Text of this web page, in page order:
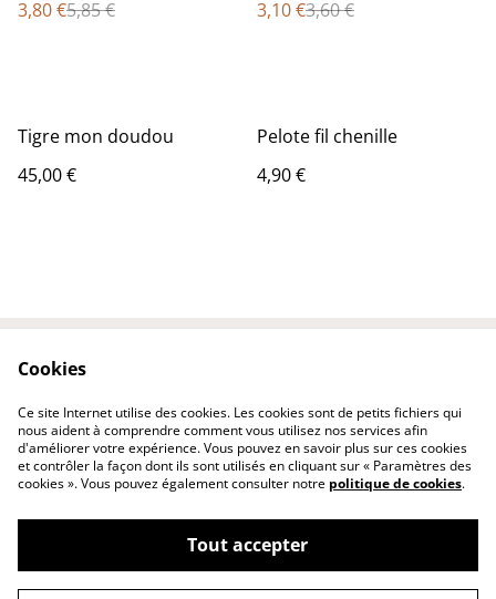
3,80 €5,85 €
3,10 €3,60 €
Tigre mon doudou
45,00 €
Pelote fil chenille
4,90 €
Politique de
confidentialité
Politique de cookies
©2026katou créations
Cookies
Ce site Internet utilise des cookies. Les cookies sont de petits fichiers qui
nous aident à comprendre comment vous utilisez nos services afin
d'améliorer votre expérience. Vous pouvez en savoir plus sur ces cookies
et contrôler la façon dont ils sont utilisés en cliquant sur « Paramètres des
cookies ». Vous pouvez également consulter notre politique de cookies.
Tout accepter